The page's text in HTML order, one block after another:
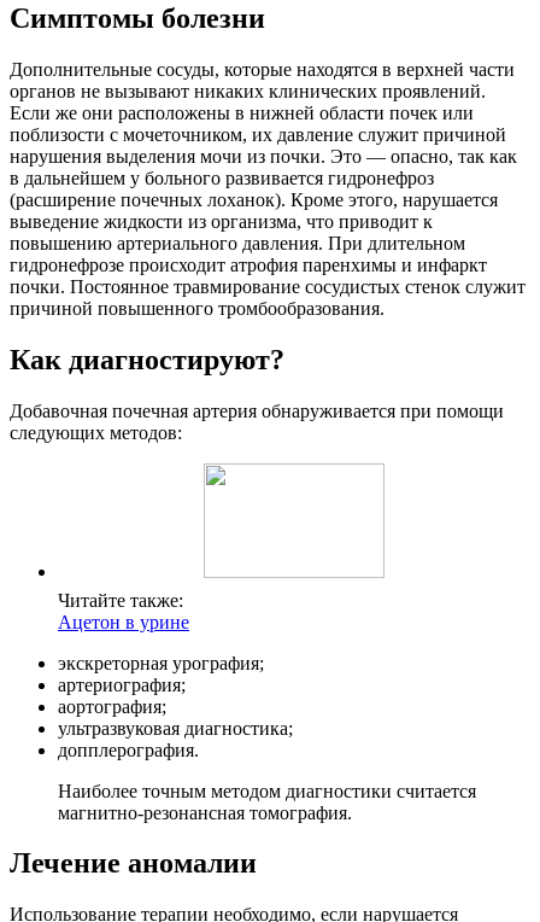
Симптомы болезни
Дополнительные сосуды, которые находятся в верхней части
органов не вызывают никаких клинических проявлений.
Если же они расположены в нижней области почек или
поблизости с мочеточником, их давление служит причиной
нарушения выделения мочи из почки. Это — опасно, так как
в дальнейшем у больного развивается гидронефроз
(расширение почечных лоханок). Кроме этого, нарушается
выведение жидкости из организма, что приводит к
повышению артериального давления. При длительном
гидронефрозе происходит атрофия паренхимы и инфаркт
почки. Постоянное травмирование сосудистых стенок служит
причиной повышенного тромбообразования.
Как диагностируют?
Добавочная почечная артерия обнаруживается при помощи
следующих методов:
Читайте также:
Ацетон в урине
экскреторная урография;
артериография;
аортография;
ультразвуковая диагностика;
допплерография.
Наиболее точным методом диагностики считается
магнитно-резонансная томография.
Лечение аномалии
Использование терапии необходимо, если нарушается